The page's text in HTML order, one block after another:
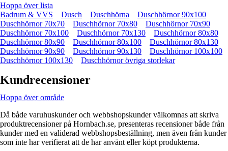
Hoppa över lista
Badrum & VVS
Dusch Duschhörna
Duschhörnor 90x100
Duschhörnor 70x70
Duschhörnor 70x80
Duschhörnor 70x90
Duschhörnor 70x100
Duschhörnor 70x130
Duschhörnor 80x80
Duschhörnor 80x90
Duschhörnor 80x100
Duschhörnor 80x130
Duschhörnor 90x90
Duschhörnor 90x130
Duschhörnor 100x100
Duschhörnor 100x130
Duschhörnor övriga storlekar
Kundrecensioner
Hoppa över område
Då både varuhuskunder och webbshopskunder välkomnas att skriva
produktrecensioner på Hornbach.se, presenteras recensioner både från
kunder med en validerad webbshopsbeställning, men även från kunder
som inte har verifierat att de har använt eller köpt produkterna.